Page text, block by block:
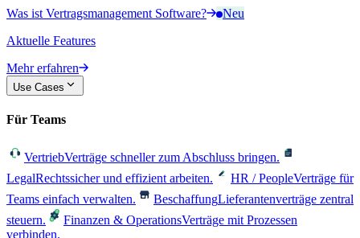
Was ist Vertragsmanagement Software?
Neu
Aktuelle Features
Mehr erfahren
Use Cases
Für Teams
VertriebVerträge schneller zum Abschluss bringen.
LegalRechtssicher und effizient arbeiten. HR / PeopleVerträge für
Teams einfach verwalten.
BeschaffungLieferantenverträge zentral
steuern.
Finanzen & OperationsVerträge mit Prozessen
verbinden.